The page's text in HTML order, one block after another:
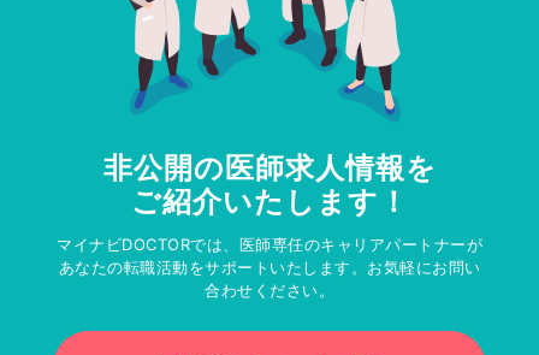
非公開の医師求人情報を
ご紹介いたします！
マイナビDOCTORでは、医師専任のキャリアパートナーが
あなたの転職活動をサポートいたします。お気軽にお問い
合わせください。